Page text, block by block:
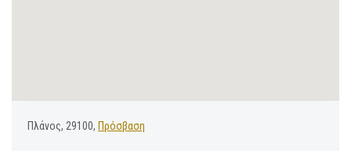
Πλάνος, 29100, Πρόσβαση